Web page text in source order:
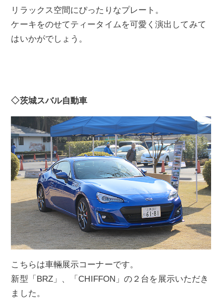
リラックス空間にぴったりなプレート。
ケーキをのせてティータイムを可愛く演出してみて
はいかがでしょう。
◇茨城スバル自動車
こちらは車輛展示コーナーです。
新型「BRZ」、「CHIFFON」の２台を展示いただき
ました。